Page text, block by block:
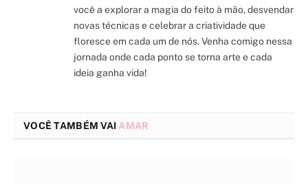
você a explorar a magia do feito à mão, desvendar
novas técnicas e celebrar a criatividade que
floresce em cada um de nós. Venha comigo nessa
jornada onde cada ponto se torna arte e cada
ideia ganha vida!
VOCÊ TAMBÉM VAI AMAR